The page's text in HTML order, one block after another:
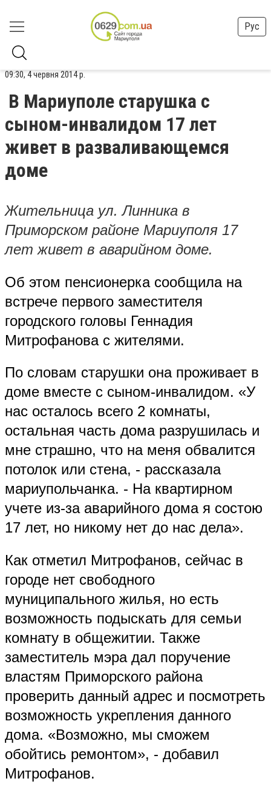
Рус
09:30, 4 червня 2014 р.
В Мариуполе старушка с
сыном-инвалидом 17 лет
живет в разваливающемся
доме
Жительница ул. Линника в
Приморском районе Мариуполя 17
лет живет в аварийном доме.
Об этом пенсионерка сообщила на
встрече первого заместителя
городского головы Геннадия
Митрофанова с жителями.
По словам старушки она проживает в
доме вместе с сыном-инвалидом. «У
нас осталось всего 2 комнаты,
остальная часть дома разрушилась и
мне страшно, что на меня обвалится
потолок или стена, - рассказала
мариупольчанка. - На квартирном
учете из-за аварийного дома я состою
17 лет, но никому нет до нас дела».
Как отметил Митрофанов, сейчас в
городе нет свободного
муниципального жилья, но есть
возможность подыскать для семьи
комнату в общежитии. Также
заместитель мэра дал поручение
властям Приморского района
проверить данный адрес и посмотреть
возможность укрепления данного
дома. «Возможно, мы сможем
обойтись ремонтом», - добавил
Митрофанов.